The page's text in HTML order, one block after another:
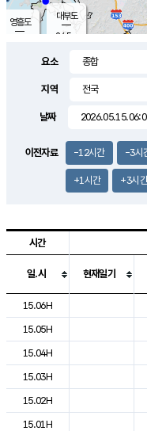
영흥도
1.5
대부도
24.5
요소
지역
날짜
이전자료 -12시간 -3시
+1시간 +3시간
도시별 기상실황표로 지점,
시간
일.시 현재일기
15.06H
15.05H
15.04H
15.03H
15.02H
15.01H